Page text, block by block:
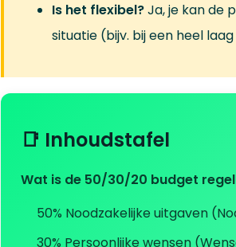
Is het flexibel?Ja, je kan de
situatie (bijv. bij een heel
📑 Inhoudstafel
Wat is de 50/30/20 budget
50% Noodzakelijke uitgaven
30% Persoonlijke wensen